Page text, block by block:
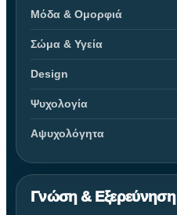
Μόδα & Ομορφιά
Σώμα & Υγεία
Design
Ψυχολογία
Αψυχολόγητα
Γνώση & Εξερεύνηση